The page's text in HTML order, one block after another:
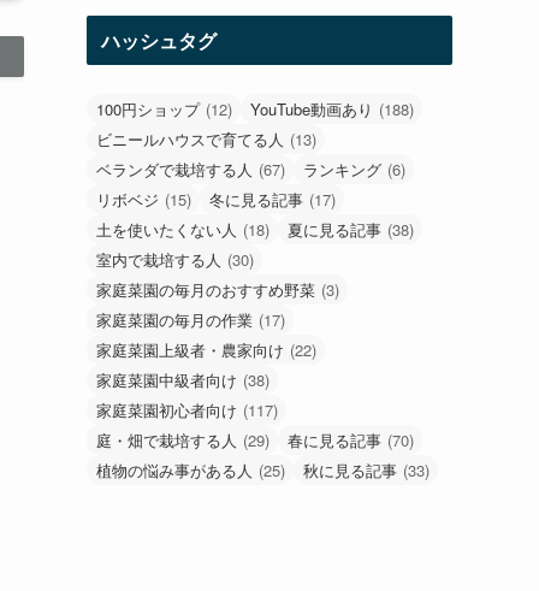
リ
ーハッシュタグ
100円ショップ (12) YouTube動画あり (188)
ビニールハウスで育てる人 (13)
ベランダで栽培する人 (67) ランキング (6)
リボベジ (15) 冬に見る記事 (17)
土を使いたくない人 (18) 夏に見る記事 (38)
室内で栽培する人 (30)
家庭菜園の毎月のおすすめ野菜 (3)
家庭菜園の毎月の作業 (17)
家庭菜園上級者・農家向け (22)
家庭菜園中級者向け (38)
家庭菜園初心者向け (117)
庭・畑で栽培する人 (29) 春に見る記事 (70)
植物の悩み事がある人 (25) 秋に見る記事 (33)